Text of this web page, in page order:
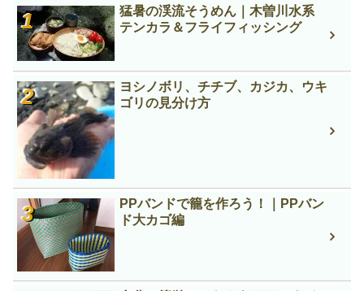
猛暑の渓流そうめん｜木曽川水系
テンカラ＆フライフィッシング
ヨシノボリ、チチブ、カジカ、ウキ
ゴリの見分け方
PPバンドで籠を作ろう！｜PPバン
ド大カゴ編